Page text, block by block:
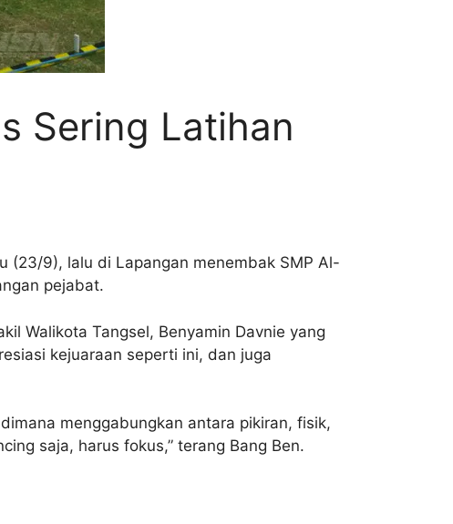
Sering Latihan
(23/9), lalu di Lapangan menembak SMP Al-
pejabat.
Walikota Tangsel, Benyamin Davnie yang
kejuaraan seperti ini, dan juga
menggabungkan antara pikiran, fisik,
saja, harus fokus,” terang Bang Ben.